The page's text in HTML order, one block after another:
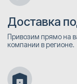
Доставка
Привозим прямо на
компании в регионе.